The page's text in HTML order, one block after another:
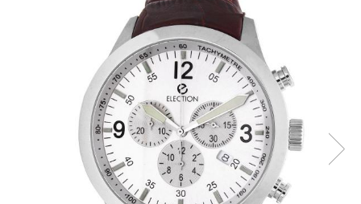
Bijuterii Mirese
Cele mai vandute
Cele mai votate